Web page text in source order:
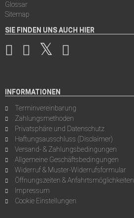
Glossar
Sitemap
SIE FINDEN UNS AUCH HIER
INFORMATIONEN
Terminvereinbarung
Zahlungsmethoden
Privatsphäre und Datenschutz
Haftungsausschluss (Disclaimer)
Versand- & Zahlungsbedingungen
Allgemeine Geschäftsbedingungen
Widerruf & Muster-Widerrufsformular
Öffnungszeiten & Anfahrtsmöglichkeiten
Impressum
Cookie Einstellungen